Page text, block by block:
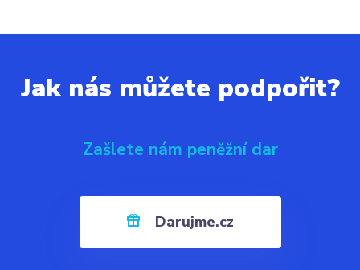
Jak nás můžete podpořit?
Zašlete nám peněžní dar
Darujme.cz